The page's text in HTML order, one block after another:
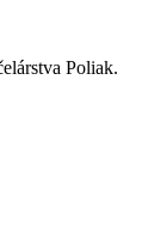
Poliak.